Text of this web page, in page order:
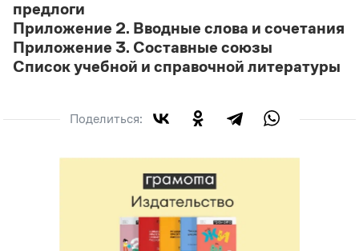
предлоги
Приложение 2. Вводные слова и сочетания
Приложение 3. Составные союзы
Список учебной и справочной литературы
Поделиться: